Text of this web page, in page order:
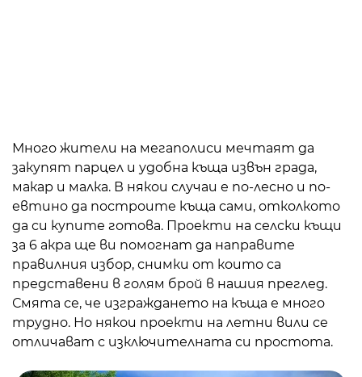
Много жители на мегаполиси мечтаят да
закупят парцел и удобна къща извън града,
макар и малка. В някои случаи е по-лесно и по-
евтино да построите къща сами, отколкото
да си купите готова. Проекти на селски къщи
за 6 акра ще ви помогнат да направите
правилния избор, снимки от които са
представени в голям брой в нашия преглед.
Смята се, че изграждането на къща е много
трудно. Но някои проекти на летни вили се
отличават с изключителната си простота.